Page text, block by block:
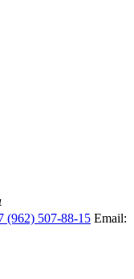
(962) 507-88-15 Email: